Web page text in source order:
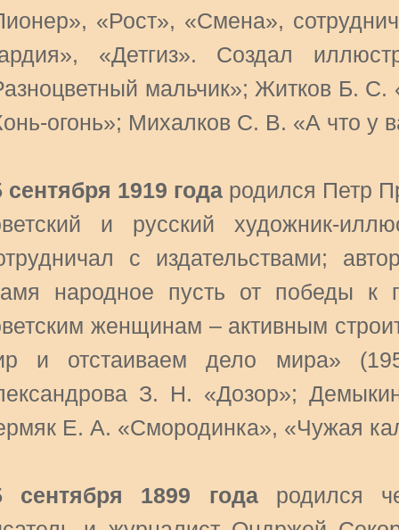
«Рост», «Смена»,
«Детгиз». Создал
мальчик»; Житков Б.
огонь»; Михалков С. В. «А что у
сентября 1919 года родился Петр
и русский художник-
с издательствами;
народное пусть от победы к
женщинам – активным
и отстаиваем дело мира»
З. Н. «Дозор»;
Е. А. «Смородинка», «Чужая
сентября 1899 годародился